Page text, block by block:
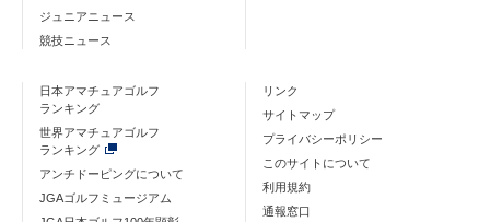
ジュニアニュース
競技ニュース
日本アマチュアゴルフ
ランキング
世界アマチュアゴルフ
ランキング
アンチドーピングについて
JGAゴルフミュージアム
リンク
サイトマップ
プライバシーポリシー
このサイトについて
利用規約
通報窓口